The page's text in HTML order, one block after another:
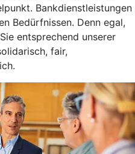
Bankdienstleistungen
Bedürfnissen. Denn egal,
entsprechend unserer
fair,